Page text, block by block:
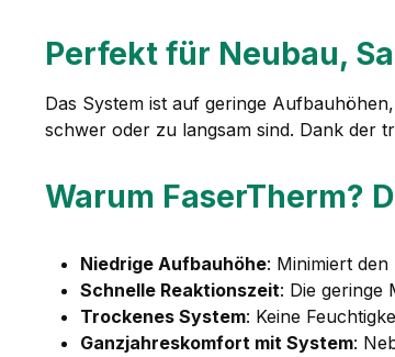
Perfekt für Neubau,
Das System ist auf geringe
schwer oder zu langsam sind. Dank der
Warum FaserTherm?
Niedrige Aufbauhöhe: Minimiert
Schnelle Reaktionszeit: Die geringe
Trockenes System: Keine
Ganzjahreskomfort mit System: